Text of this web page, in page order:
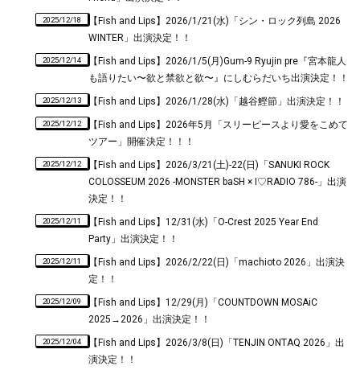
2025/12/18
【Fish and Lips】2026/1/21(水)「シン・ロック列島 2026
WINTER」出演決定！！
2025/12/14
【Fish and Lips】2026/1/5(月)Gum-9 Ryujin pre『宮本龍人
も語りたい〜欲と禁欲と欲〜』にしむらだいち出演決定！！
2025/12/13 【Fish and Lips】2026/1/28(水)「越谷鰹節」出演決定！！
2025/12/12
【Fish and Lips】2026年5月「スリーピースより愛をこめて
ツアー」開催決定！！！
2025/12/12
【Fish and Lips】2026/3/21(土)-22(日)「SANUKI ROCK
COLOSSEUM 2026 -MONSTER baSH × I♡RADIO 786-」出演
決定！！
2025/12/11
【Fish and Lips】12/31(水)「O-Crest 2025 Year End
Party」出演決定！！
2025/12/11
【Fish and Lips】2026/2/22(日)「machioto 2026」出演決
定！！
2025/12/09
【Fish and Lips】12/29(月)「COUNTDOWN MOSAiC
2025→2026」出演決定！！
2025/12/04
【Fish and Lips】2026/3/8(日)「TENJIN ONTAQ 2026」出
演決定！！